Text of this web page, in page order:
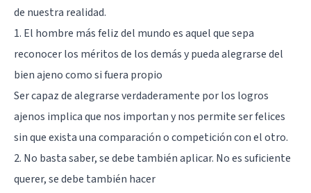
de nuestra realidad.
1. El hombre más feliz del mundo es aquel que sepa
reconocer los méritos de los demás y pueda alegrarse del
bien ajeno como si fuera propio
Ser capaz de alegrarse verdaderamente por los logros
ajenos implica que nos importan y nos permite ser felices
sin que exista una comparación o competición con el otro.
2. No basta saber, se debe también aplicar. No es suficiente
querer, se debe también hacer